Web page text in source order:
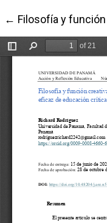
← Volver a los
Filosofía y